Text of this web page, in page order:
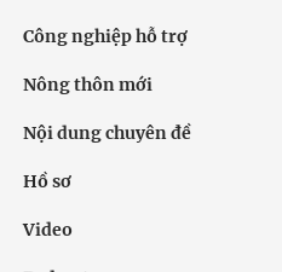
Công nghiệp hỗ trợ
Nông thôn mới
Nội dung chuyên đề
Hồ sơ
Video